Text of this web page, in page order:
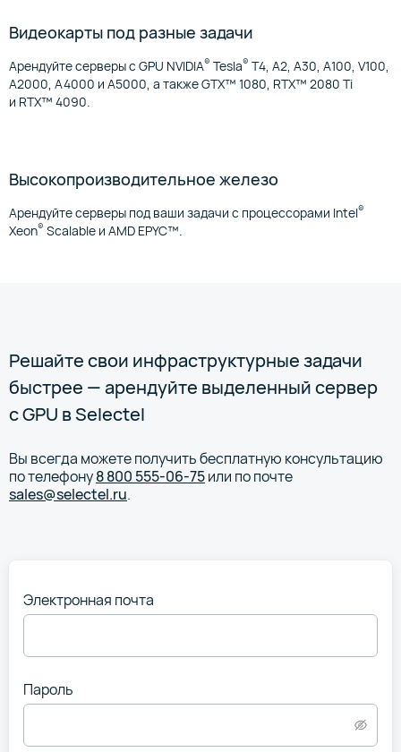
Видеокарты под разные задачи
Арендуйте серверы с GPU NVIDIA® Tesla® T4, A2, А30, A100, V100,
A2000, А4000 и А5000, а также GTX™ 1080, RTX™ 2080 Ti
и RTX™ 4090.
Высокопроизводительное железо
Арендуйте серверы под ваши задачи с процессорами Intel®
Xeon® Scalable и AMD EPYC™.
Решайте свои инфраструктурные задачи
быстрее — арендуйте выделенный сервер
с GPU в Selectel
Вы всегда можете получить бесплатную консультацию
по телефону8 800 555-06-75или по почте
sales@selectel.ru.
Электронная почта
Пароль